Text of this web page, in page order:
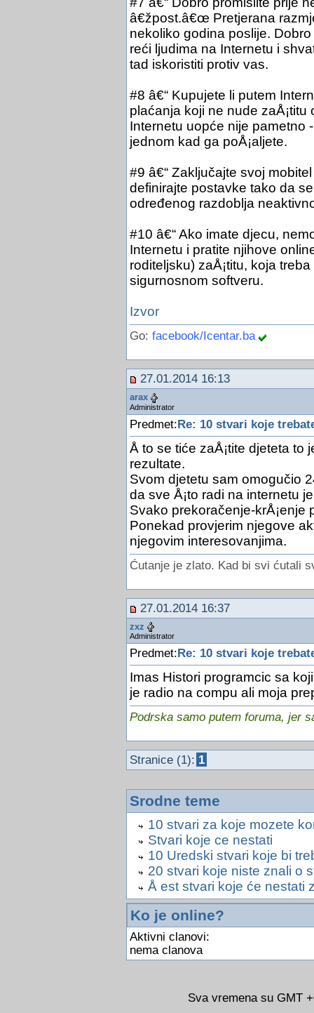
â€žpost.â€œ Pretjerana
nekoliko godina poslije.
reći ljudima na Internetu i
tad iskoristiti protiv vas.
#8 â€“ Kupujete li putem
plaćanja koji ne nude
Internetu uopće nije pametno
jednom kad ga poÅ¡aljete.
#9 â€“ Zaključajte svoj
definirajte postavke tako da
određenog razdoblja
#10 â€“ Ako imate djecu,
Internetu i pratite njihove
roditeljsku) zaÅ¡titu, koja
sigurnosnom softveru.
Izvor
Go: facebook/Icentar.ba
27.01.2014 16:13
arax
Administrator
Predmet:Re: 10 stvari koje
Å to se tiće zaÅ¡tite djeteta to
rezultate.
Svom djetetu sam omogučio
da sve Å¡to radi na internetu
Svako prekoračenje-krÅ¡enje
Ponekad provjerim njegove
njegovim interesovanjima.
Ćutanje je zlato. Kad bi svi ćutali
27.01.2014 16:37
zxz
Administrator
Predmet: Re: 10 stvari koje
Imas Histori programcic sa
je radio na compu ali moja
Podrska samo putem foruma, jer
Stranice (1): 1
Srodne teme
10 stvari za koje mozete
Stvari koje ce nestati
10 Uredski stvari koje bi
20 stvari koje niste znali o
Å est stvari koje će nestati
Ko je online?
Aktivni clanovi:
nema clanova
Sva vremena su GMT